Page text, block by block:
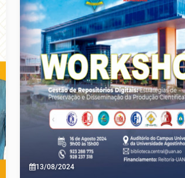
13/08/2024